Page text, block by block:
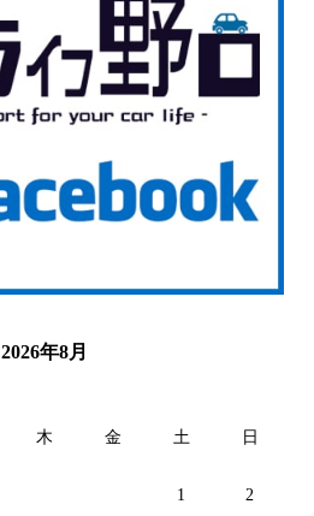
2026年8月
木 金 土 日
1 2